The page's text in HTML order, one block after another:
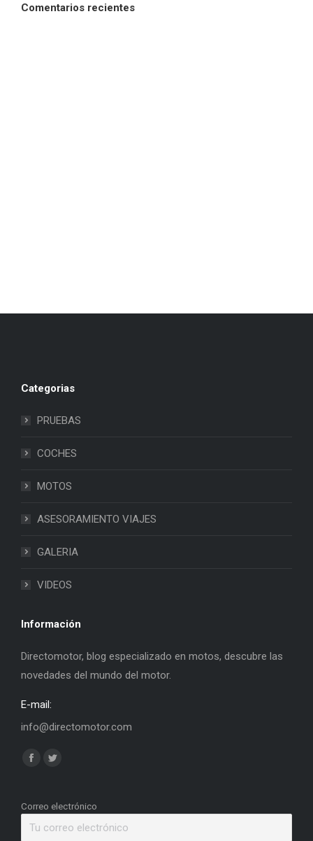
Comentarios recientes
Categorias
PRUEBAS
COCHES
MOTOS
ASESORAMIENTO VIAJES
GALERIA
VIDEOS
Información
Directomotor, blog especializado en motos, descubre las
novedades del mundo del motor.
E-mail:
info@directomotor.com
Find us on:
Facebook
opens
Twitter
opens
Correo electrónico